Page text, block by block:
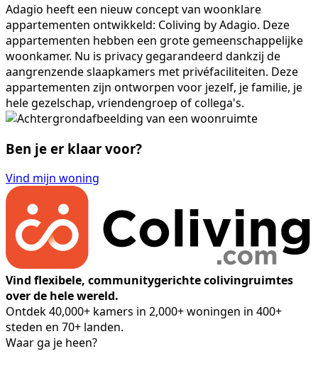
Adagio heeft een nieuw concept van woonklare
appartementen ontwikkeld: Coliving by Adagio. Deze
appartementen hebben een grote gemeenschappelijke
woonkamer. Nu is privacy gegarandeerd dankzij de
aangrenzende slaapkamers met privéfaciliteiten. Deze
appartementen zijn ontworpen voor jezelf, je familie, je
hele gezelschap, vriendengroep of collega's.
Ben je er klaar voor?
Vind mijn woning
Vind flexibele, communitygerichte colivingruimtes
over de hele wereld.
Ontdek 40,000+ kamers in 2,000+ woningen in 400+
steden en 70+ landen.
Waar ga je heen?